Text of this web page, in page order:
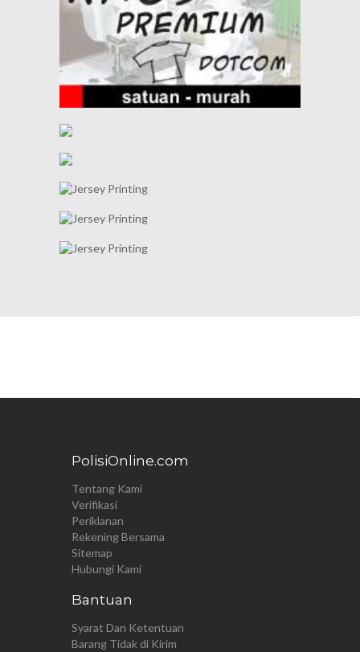
PolisiOnline.com
Tentang Kami
Verifikasi
Periklanan
Rekening Bersama
Sitemap
Hubungi Kami
Bantuan
Syarat Dan Ketentuan
Barang Tidak di Kirim